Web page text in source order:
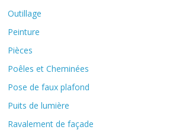
Outillage
Peinture
Pièces
Poêles et Cheminées
Pose de faux plafond
Puits de lumière
Ravalement de façade